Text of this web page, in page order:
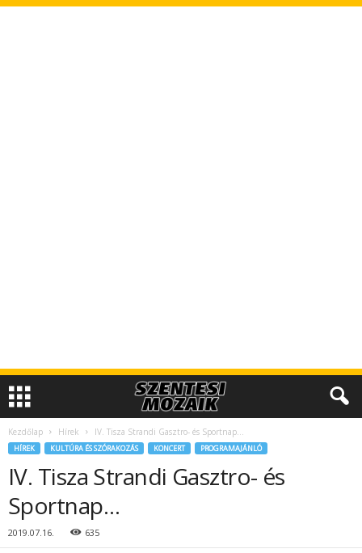
Kezdőlap Hírek IV. Tisza Strandi Gasztro- és Sportnap…
HÍREK KULTÚRA ÉS SZÓRAKOZÁS KONCERT PROGRAMAJÁNLÓ
IV. Tisza Strandi Gasztro- és
Sportnap…
2019.07.16. 635